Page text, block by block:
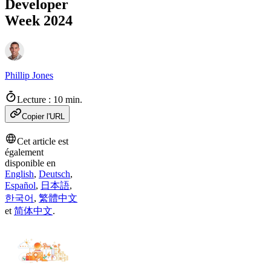
Developer
Week 2024
Phillip Jones
Lecture : 10 min.
Copier l'URL
Cet article est
également
disponible en
English, Deutsch,
Español, 日本語,
한국어 , 繁體中文
et 简体中文.